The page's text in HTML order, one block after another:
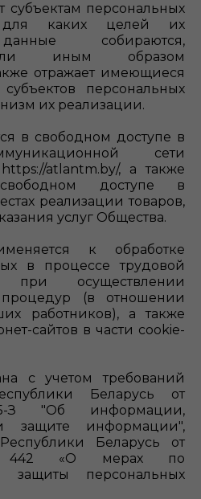
субъектам персональных
каких целей их
собираются,
или иным образом
отражает имеющиеся
персональных
их реализации.
в свободном доступе в
сети
atlantm.by/, а также
доступе в
реализации товаров,
услуг Общества.
к обработке
в процессе трудовой
при осуществлении
процедур (в отношении
работников), а также
сайтов в части cookie-
с учетом требований
Беларусь от
З "Об информации,
защите информации",
Беларусь от
«О мерах по
защиты персональных